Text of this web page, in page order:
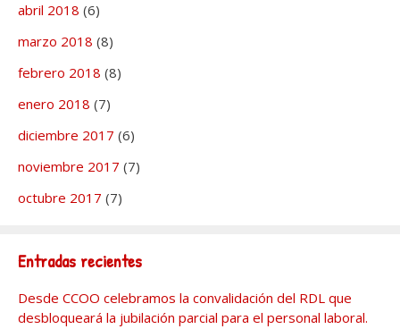
abril 2018 (6)
marzo 2018 (8)
febrero 2018 (8)
enero 2018 (7)
diciembre 2017 (6)
noviembre 2017 (7)
octubre 2017 (7)
Entradas recientes
Desde CCOO celebramos la convalidación del RDL que
desbloqueará la jubilación parcial para el personal laboral.